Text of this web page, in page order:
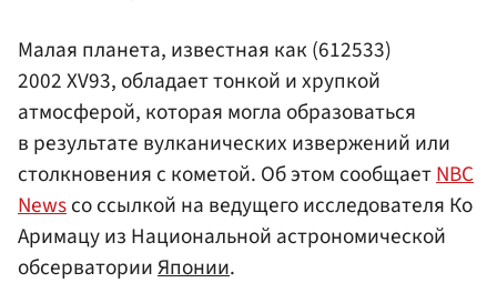
Малая планета, известная как (612533)
2002 XV93, обладает тонкой и хрупкой
атмосферой, которая могла образоваться
в результате вулканических извержений или
столкновения с кометой. Об этом сообщаетNBC
Newsсо ссылкой на ведущего исследователя Ко
Аримацу из Национальной астрономической
обсерваторииЯпонии.